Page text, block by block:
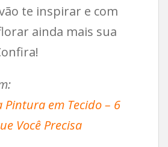
te inspirar e com
ainda mais sua
Pintura em Tecido – 6
Você Precisa